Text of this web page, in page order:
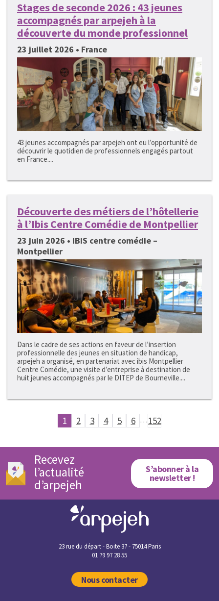
Stages de seconde 2026 : 43 jeunes
accompagnés par arpejeh à la
découverte du monde professionnel
23 juillet 2026 • France
43 jeunes accompagnés par arpejeh ont eu l’opportunité de
découvrir le quotidien de professionnels engagés partout
en France....
Découverte des métiers de l’hôtellerie
à l’Ibis Centre Comédie de Montpellier
23 juin 2026 • IBIS centre comédie –
Montpellier
Dans le cadre de ses actions en faveur de l’insertion
professionnelle des jeunes en situation de handicap,
arpejeh a organisé, en partenariat avec ibis Montpellier
Centre Comédie, une visite d’entreprise à destination de
huit jeunes accompagnés par le DITEP de Bourneville....
1 2 3 4 5 6 …152
Recevez
l’actualité
d’arpejeh
S’abonner à la
newsletter !
23 rue du départ - Boite 37 - 75014 Paris
01 79 97 28 55
Nous contacter